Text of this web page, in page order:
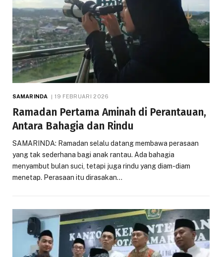
SAMARINDA 19 FEBRUARI 2026
Ramadan Pertama Aminah di Perantauan,
Antara Bahagia dan Rindu
SAMARINDA: Ramadan selalu datang membawa perasaan
yang tak sederhana bagi anak rantau. Ada bahagia
menyambut bulan suci, tetapi juga rindu yang diam-diam
menetap. Perasaan itu dirasakan…